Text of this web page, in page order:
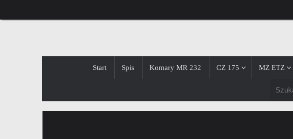
do
Start Spis Komary MR 232 CZ 175 MZ ETZ